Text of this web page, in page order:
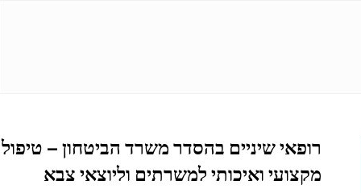
רופאי שיניים בהסדר משרד הביטחון – טיפול
מקצועי ואיכותי למשרתים וליוצאי צבא